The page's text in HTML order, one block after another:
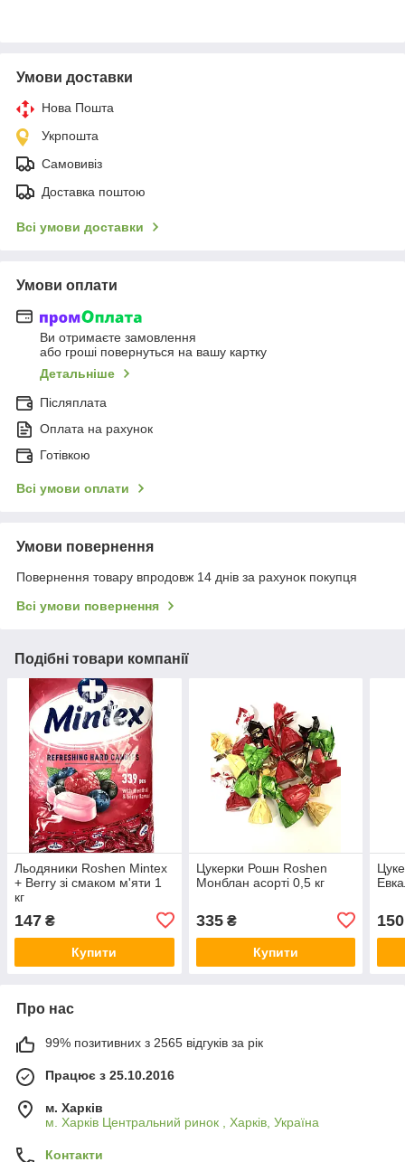
Умови доставки
Нова Пошта
Укрпошта
Самовивіз
Доставка поштою
Всі умови доставки
Умови оплати
Ви отримаєте замовлення
або гроші повернуться на вашу картку
Детальніше
Післяплата
Оплата на рахунок
Готівкою
Всі умови оплати
Умови повернення
Повернення товару впродовж 14 днів за рахунок покупця
Всі умови повернення
Подібні товари компанії
Льодяники Roshen Mintex
+ Berry зі смаком м'яти 1
кг
147 ₴
Купити
Цукерки Рошн Roshen
Монблан асорті 0,5 кг
335₴
Купити
150
Про нас
99% позитивних з 2565 відгуків за рік
Працює з 25.10.2016
м. Харків
м. Харків Центральний ринок , Харків, Україна
Контакти